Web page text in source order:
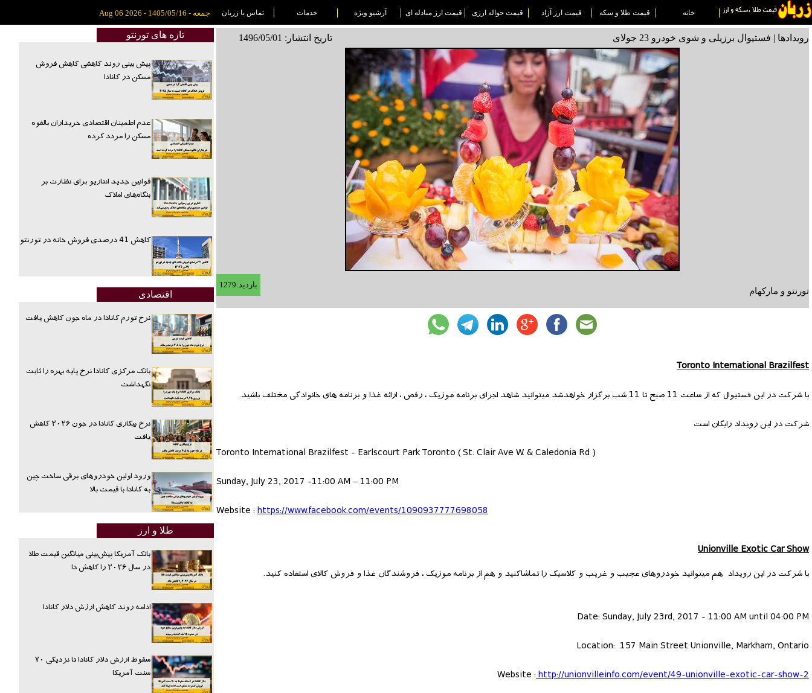
خانه قیمت طلا و سکه قیمت ارز آزاد قیمت حواله ارزی قیمت ارز مبادله ای آرشیو ویژه خدمات تماس با زربان جمعه - 1405/05/16 - Aug 06 2026
رویدادها | فستیوال برزیلی و شوی خودرو 23 جولای تاریخ انتشار: 1496/05/01
تورنتو و مارکهام
بازدید:1279
Toronto International Brazilfest
با شرکت در این فستیوال که از ساعت 11 صبح تا 11 شب برگزار خواهدشد میتوانید شاهد اجرای برنامه موزیک ، رقص ، ارائه غذا و برنامه های خانوادگی مختلف باشید.
شرکت در این رویداد رایگان است
Toronto International Brazilfest - Earlscourt Park Toronto ( St. Clair Ave W. & Caledonia Rd )
Sunday, July 23, 2017 -11:00 AM – 11:00 PM
Website :https://www.facebook.com/events/1090937777698058
Unionville Exotic Car Show
با شرکت در این رویداد هم میتوانید خودروهای عجیب و غریب و کلاسیک را تماشاکنید و هم از برنامه موزیک ، فروشندگان غذا و فروش کالای استفاده کنید.
Date: Sunday, July 23rd, 2017 - 11:00 AM until 04:00 PM
Location: 157 Main Street Unionville, Markham, Ontario
Website :http://unionvilleinfo.com/event/49-unionville-exotic-car-show-2
تازه های تورنتو
پیش بینی روند کاهشی کاهش فروش
مسکن در کانادا
عدم اطمینان اقتصادی خریداران بالقوه
مسکن را مردد کرده
قوانین جدید انتاریو برای نظارت بر
بنگاه‌های املاک
کاهش 41 درصدی فروش خانه در تورنتو
اقتصادی
نرخ تورم کانادا در ماه جون کاهش یافت
بانک مرکزی کانادا نرخ پایه بهره را ثابت
نگهداشت
نرخ بیکاری کانادا در جون ۲۰۲۶ کاهش
یافت
ورود اولین خودروهای برقی ساخت چین
به کانادا با قیمت بالا
طلا و ارز
بانک آمریکا پیش‌بینی میانگین قیمت طلا
در سال ۲۰۲۶ را کاهش دا
ادامه روند کاهش ارزش دلار کانادا
سقوط ارزش دلار کانادا تا نزدیکی ۷۰
سنت آمریکا